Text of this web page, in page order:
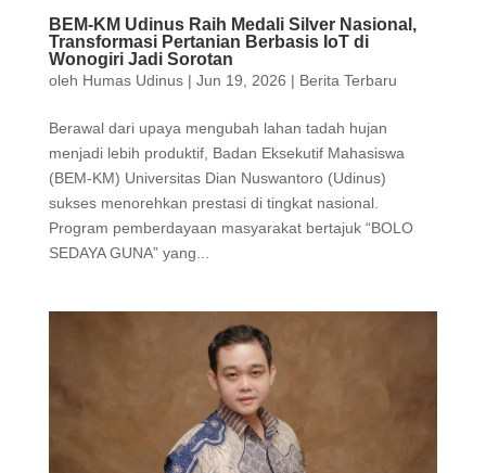
BEM-KM Udinus Raih Medali Silver Nasional,
Transformasi Pertanian Berbasis IoT di
Wonogiri Jadi Sorotan
oleh Humas Udinus| Jun 19, 2026 | Berita Terbaru
Berawal dari upaya mengubah lahan tadah hujan
menjadi lebih produktif, Badan Eksekutif Mahasiswa
(BEM-KM) Universitas Dian Nuswantoro (Udinus)
sukses menorehkan prestasi di tingkat nasional.
Program pemberdayaan masyarakat bertajuk “BOLO
SEDAYA GUNA” yang...